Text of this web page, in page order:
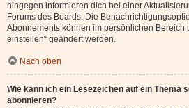
hingegen informieren dich bei einer
Forums des Boards. Die
Abonnements können im persönlichen Bereich
einstellen“ geändert werden.
Nach oben
Wie kann ich ein Lesezeichen auf ein Thema
abonnieren?